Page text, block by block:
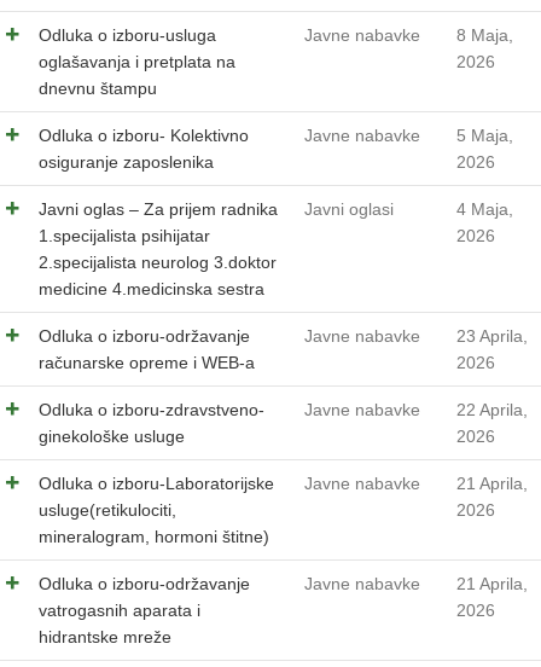
Odluka o izboru-usluga
oglašavanja i pretplata na
dnevnu štampu
Javne nabavke
8 Maja,
2026
Odluka o izboru- Kolektivno
osiguranje zaposlenika
Javne nabavke
5 Maja,
2026
Javni oglas – Za prijem radnika
1.specijalista psihijatar
2.specijalista neurolog 3.doktor
medicine 4.medicinska sestra
Javni oglasi
4 Maja,
2026
Odluka o izboru-održavanje
računarske opreme i WEB-a
Javne nabavke
23 Aprila,
2026
Odluka o izboru-zdravstveno-
ginekološke usluge
Javne nabavke
22 Aprila,
2026
Odluka o izboru-Laboratorijske
usluge(retikulociti,
mineralogram, hormoni štitne)
Javne nabavke
21 Aprila,
2026
Odluka o izboru-održavanje
vatrogasnih aparata i
hidrantske mreže
Javne nabavke
21 Aprila,
2026